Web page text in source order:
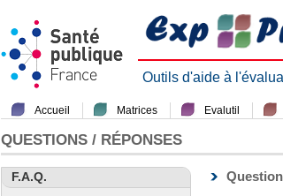
Outils d'aide à
Accueil Matrices Evalutil
QUESTIONS / RÉPONSES
F.A.Q.